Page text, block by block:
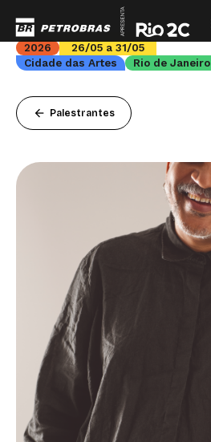
2026
26/05 a 31/05
Cidade das Artes
Rio de Janeiro
arrow_back Palestrantes